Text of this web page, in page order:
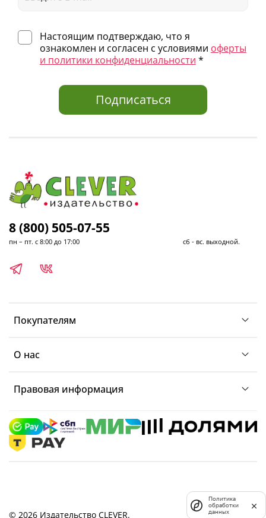
Настоящим подтверждаю, что я
ознакомлен и согласен с условиями оферты
и политики конфиденциальности *
Подписаться
Покупателям
О нас
Правовая информация
8 (800) 505-07-55
пн – пт. с 8:00 до 17:00 сб - вс. выходной.
© 2026 Издательство CLEVER.
Политика
обработки
данных